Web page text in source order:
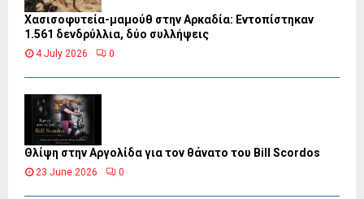
Χασισοφυτεία-μαμούθ στην Αρκαδία: Εντοπίστηκαν
1.561 δενδρύλλια, δύο συλλήψεις
4 July 2026 0
Θλίψη στην Αργολίδα για τον θάνατο του Bill Scordos
23 June 2026 0